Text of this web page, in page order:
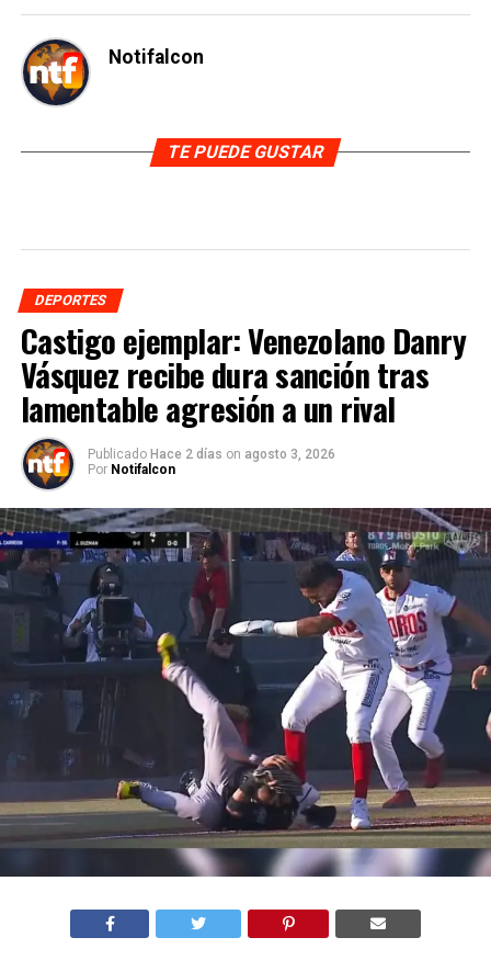
Notifalcon
TE PUEDE GUSTAR
DEPORTES
Castigo ejemplar: Venezolano Danry
Vásquez recibe dura sanción tras
lamentable agresión a un rival
Publicado Hace 2 días on agosto 3, 2026
Por Notifalcon